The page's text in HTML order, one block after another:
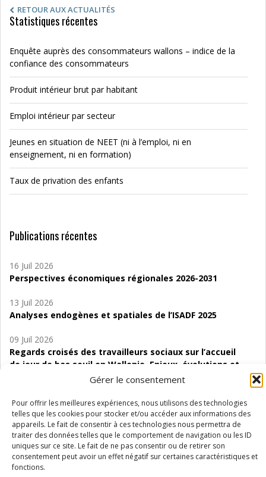
Gérer le consentement
Pour offrir les meilleures expériences, nous utilisons des technologies
telles que les cookies pour stocker et/ou accéder aux informations des
appareils. Le fait de consentir à ces technologies nous permettra de
traiter des données telles que le comportement de navigation ou les ID
uniques sur ce site. Le fait de ne pas consentir ou de retirer son
consentement peut avoir un effet négatif sur certaines caractéristiques et
fonctions.
RETOUR AUX ACTUALITÉS
Statistiques récentes
Enquête auprès des consommateurs wallons – indice de la
confiance des consommateurs
Produit intérieur brut par habitant
Emploi intérieur par secteur
Jeunes en situation de NEET (ni à l’emploi, ni en
enseignement, ni en formation)
Taux de privation des enfants
Publications récentes
16 Juil 2026
Perspectives économiques régionales 2026-2031
13 Juil 2026
Analyses endogènes et spatiales de l’ISADF 2025
09 Juil 2026
Regards croisés des travailleurs sociaux sur l’accueil
de jour de bas seuil en Wallonie. Enjeux, évolutions et
06 Juil 2026
Étude d’évaluabilité des Structures
d’accompagnement à l’autocréation d’emploi (SAACE)
01 Juil 2026
Pénurie du personnel infirmier :quels indicateurs